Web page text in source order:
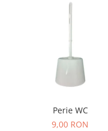
Perie WC
9,00 RON